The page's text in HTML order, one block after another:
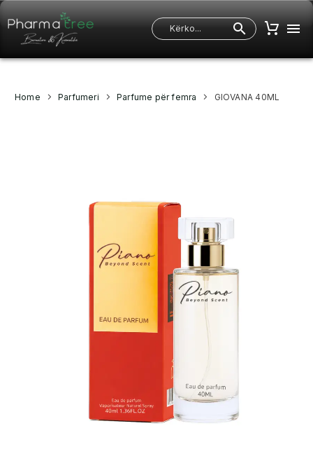
Home Parfumeri Parfume për femra GIOVANA 40ML